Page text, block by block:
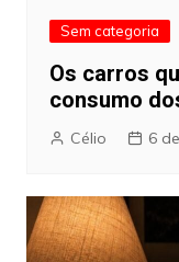
Sem categoria
Os carros
consumo
Célio 6